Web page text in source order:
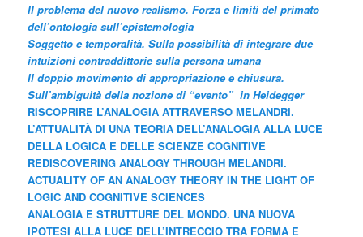
Il problema del nuovo realismo. Forza e limiti del primato
dell’ontologia sull’epistemologia
Soggetto e temporalità. Sulla possibilità di integrare due
intuizioni contraddittorie sulla persona umana
Il doppio movimento di appropriazione e chiusura.
Sull’ambiguità della nozione di “evento” in Heidegger
RISCOPRIRE L’ANALOGIA ATTRAVERSO MELANDRI.
L’ATTUALITÀ DI UNA TEORIA DELL’ANALOGIA ALLA LUCE
DELLA LOGICA E DELLE SCIENZE COGNITIVE
REDISCOVERING ANALOGY THROUGH MELANDRI.
ACTUALITY OF AN ANALOGY THEORY IN THE LIGHT OF
LOGIC AND COGNITIVE SCIENCES
ANALOGIA E STRUTTURE DEL MONDO. UNA NUOVA
IPOTESI ALLA LUCE DELL’INTRECCIO TRA FORMA E